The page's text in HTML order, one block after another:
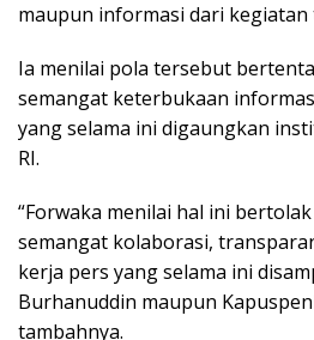
maupun informasi dari kegiatan
Ia menilai pola tersebut
semangat keterbukaan
yang selama ini digaungkan
RI.
“Forwaka menilai hal ini
semangat kolaborasi,
kerja pers yang selama ini
Burhanuddin maupun
tambahnya.